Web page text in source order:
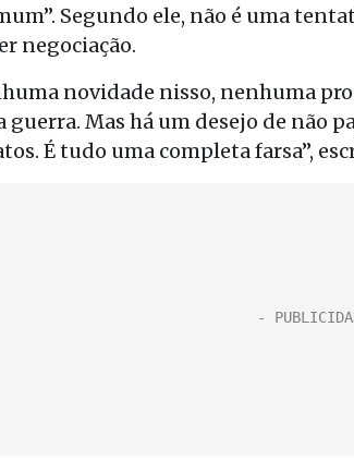
Segundo ele, não é uma
negociação.
novidade nisso, nenhuma
guerra. Mas há um desejo de não
É tudo uma completa farsa”,